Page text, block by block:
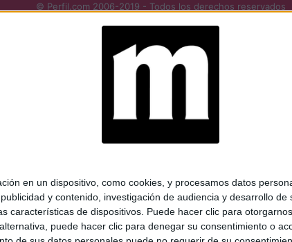
en un dispositivo, como cookies, y procesamos datos
y contenido, investigación de audiencia y desarrollo de
características de dispositivos. Puede hacer clic para
puede hacer clic para denegar su consentimiento o
© Perfil.com 2006-2019 - Todos los derechos reservados
perfilcom@perfil.com| Propietario: Diario Perfil S.A.